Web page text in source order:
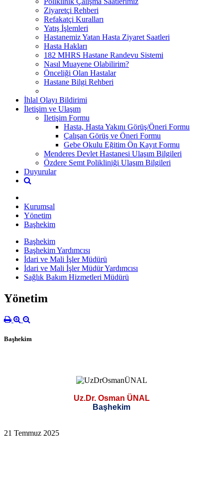
Ziyaretçi Rehberi
Refakatçi Kuralları
Yatış İşlemleri
Hastanemiz Yatan Hasta Ziyaret Saatleri
Hasta Hakları
182 MHRS Hastane Randevu Sistemi
Nasıl Muayene Olabilirim?
Önceliği Olan Hastalar
Hastane Bilgi Rehberi
İhlal Olayı Bildirimi
İletişim ve Ulaşım
İletişim Formu
Hasta, Hasta Yakını Görüş/Öneri Formu
Çalışan Görüş ve Öneri Formu
Gebe Okulu Eğitim Ön Kayıt Formu
Menderes Devlet Hastanesi Ulaşım Bilgileri
Özdere Semt Polikliniği Ulaşım Bilgileri
Duyurular
Kurumsal
Yönetim
Başhekim
Başhekim
Başhekim Yardımcısı
İdari ve Mali İşler Müdürü
İdari ve Mali İşler Müdür Yardımcısı
Sağlık Bakım Hizmetleri Müdürü
Yönetim
Başhekim
Uz.Dr. Osman ÜNAL
Başhekim
21 Temmuz 2025